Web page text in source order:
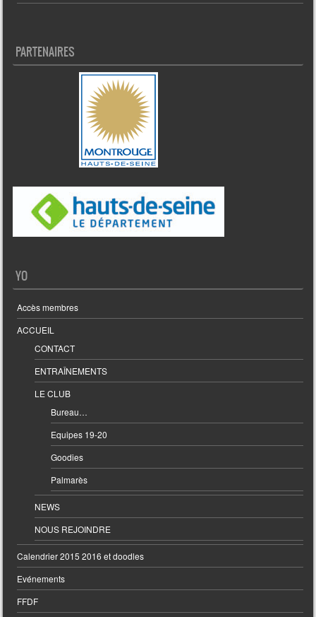
PARTENAIRES
YO
Accès membres
ACCUEIL
CONTACT
ENTRAÎNEMENTS
LE CLUB
Bureau…
Equipes 19-20
Goodies
Palmarès
NEWS
NOUS REJOINDRE
Calendrier 2015 2016 et doodles
Evénements
FFDF